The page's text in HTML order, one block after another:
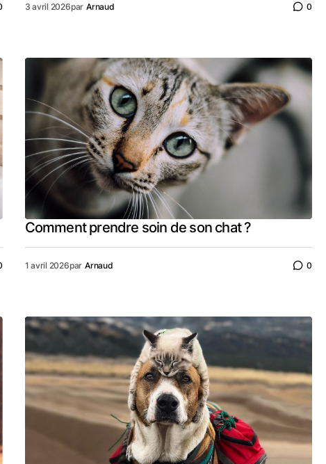
3 avril 2026par Arnaud 0
Comment prendre soin de son chat ?
1 avril 2026par Arnaud 0